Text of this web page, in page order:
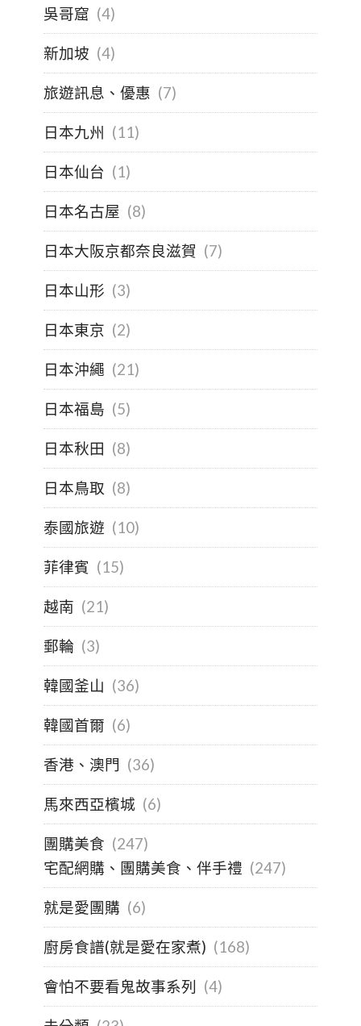
吳哥窟 (4)
新加坡 (4)
旅遊訊息、優惠 (7)
日本九州 (11)
日本仙台 (1)
日本名古屋 (8)
日本大阪京都奈良滋賀 (7)
日本山形 (3)
日本東京 (2)
日本沖繩 (21)
日本福島 (5)
日本秋田 (8)
日本鳥取 (8)
泰國旅遊 (10)
菲律賓 (15)
越南 (21)
郵輪 (3)
韓國釜山 (36)
韓國首爾 (6)
香港、澳門 (36)
馬來西亞檳城 (6)
團購美食 (247)
宅配網購、團購美食、伴手禮 (247)
就是愛團購 (6)
廚房食譜(就是愛在家煮) (168)
會怕不要看鬼故事系列 (4)